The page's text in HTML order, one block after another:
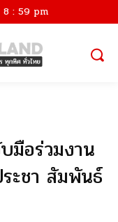
8 : 59 pm
มือร่วมงาน
ะชา สัมพันธ์